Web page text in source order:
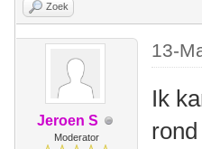
Zoek
Jeroen S
Moderator
13-
Ik